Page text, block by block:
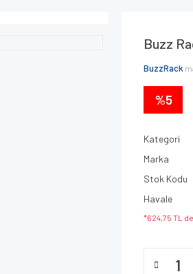
Buzz
BuzzRack
%5
Kategori
Marka
Stok Kodu
Havale
*624,75 TL